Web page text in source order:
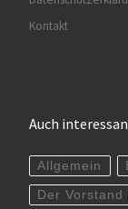
Kontakt
Auch
Allgemein
Der